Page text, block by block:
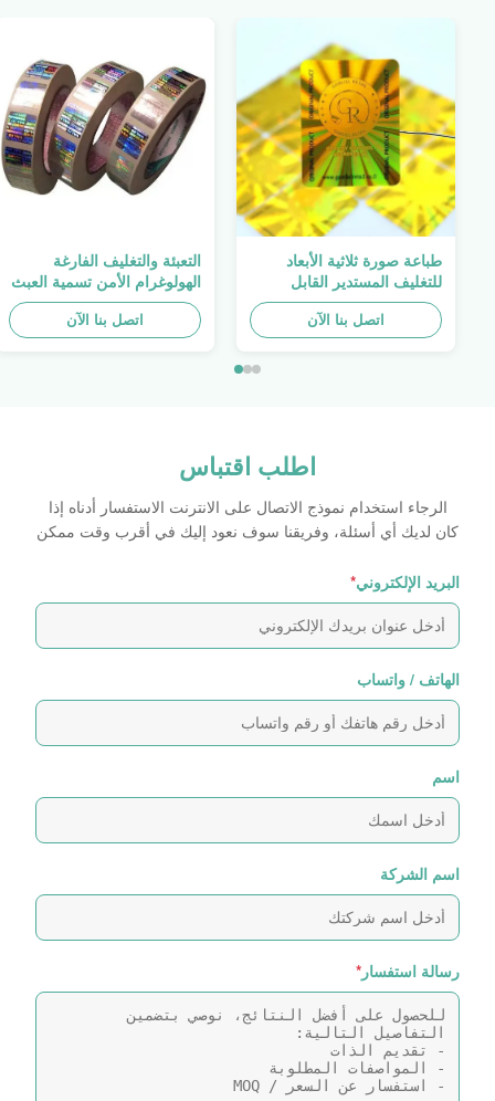
طباعة صورة ثلاثية الأبعاد
للتغليف المستدير القابل
للطباعة ، الملصق الأصلي ،
صفائح لاصقة ذاتية اللصق
اتصل بنا الآن
التعبئة والتغليف الفارغة
الهولوغرام الأمن تسمية العبث
واضح ملصق الهولوغرام شعار
الليزر
اتصل بنا الآن
اطلب اقتباس
الرجاء استخدام نموذج الاتصال على الانترنت الاستفسار أدناه إذا
كان لديك أي أسئلة، وفريقنا سوف نعود إليك في أقرب وقت ممكن
البريد الإلكتروني*
الهاتف / واتساب
اسم
اسم الشركة
رسالة استفسار *